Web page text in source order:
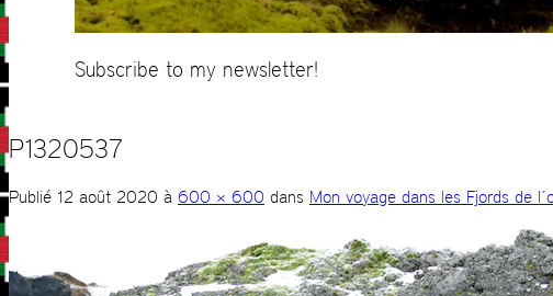
Subscribe to my newsletter!
P1320537
Publié 12 août 2020 à 600 × 600 dans Mon voyage dans les Fjords de